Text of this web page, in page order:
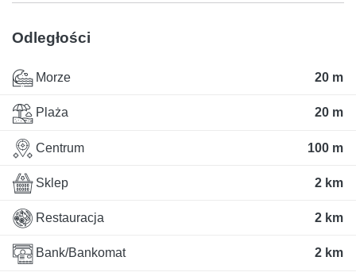
Odległości
Morze 20 m
Plaża 20 m
Centrum 100 m
Sklep 2 km
Restauracja 2 km
Bank/Bankomat 2 km